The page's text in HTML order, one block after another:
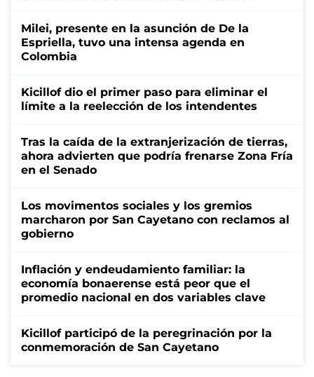
Milei, presente en la asunción de De la
Espriella, tuvo una intensa agenda en
Colombia
Kicillof dio el primer paso para eliminar el
límite a la reelección de los intendentes
Tras la caída de la extranjerización de tierras,
ahora advierten que podría frenarse Zona Fría
en el Senado
Los movimentos sociales y los gremios
marcharon por San Cayetano con reclamos al
gobierno
Inflación y endeudamiento familiar: la
economía bonaerense está peor que el
promedio nacional en dos variables clave
Kicillof participó de la peregrinación por la
conmemoración de San Cayetano